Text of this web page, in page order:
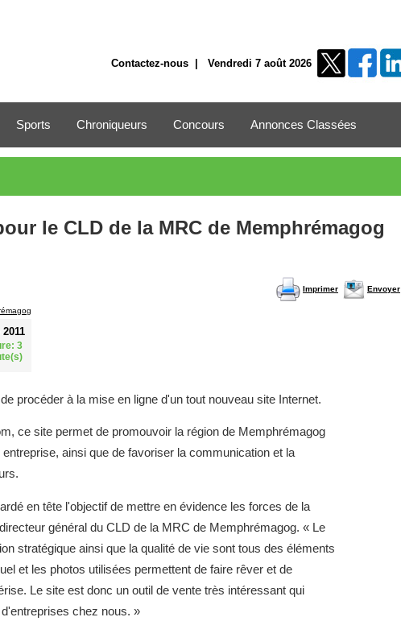
Contactez-nous| Vendredi 7 août 2026
Sports Chroniqueurs Concours Annonces Classées
le CLD de la MRC de Memphrémagog
Imprimer Envoyer
3
procéder à la mise en ligne d'un tout nouveau site Internet.
ce site permet de promouvoir la région de Memphrémagog
ainsi que de favoriser la communication et la
en tête l'objectif de mettre en évidence les forces de la
général du CLD de la MRC de Memphrémagog. « Le
stratégique ainsi que la qualité de vie sont tous des éléments
et les photos utilisées permettent de faire rêver et de
Le site est donc un outil de vente très intéressant qui
chez nous. »